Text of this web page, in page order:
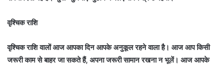
वृश्चिक राशि
वृश्चिक राशि वालों आज आपका दिन आपके अनुकूल रहने वाला है। आज आप किसी
जरूरी काम से बाहर जा सकते हैं, अपना जरूरी सामान रखना न भूलें। आज आपके